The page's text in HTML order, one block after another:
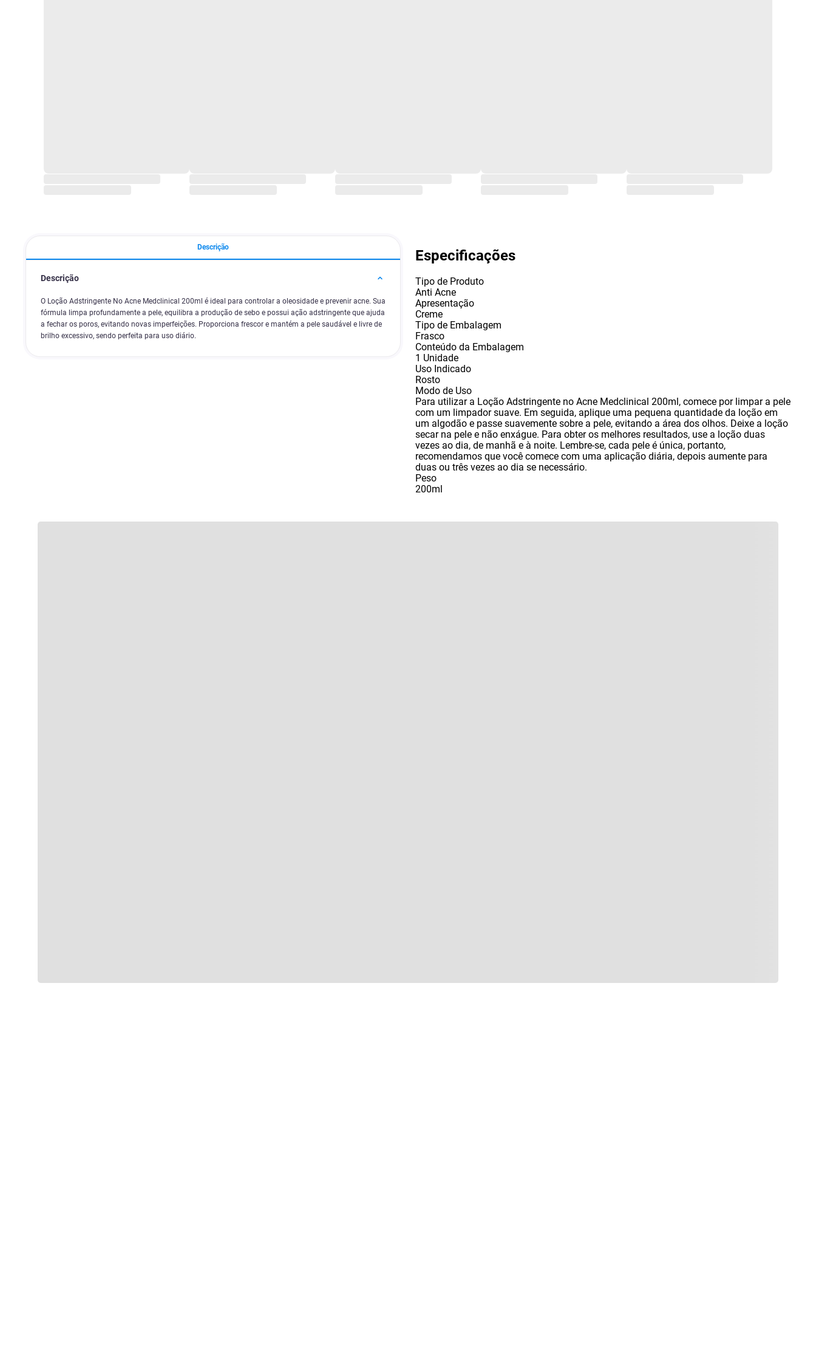
Descrição
Descrição
O Loção Adstringente No Acne Medclinical 200ml é ideal para controlar a oleosidade e prevenir acne. Sua
fórmula limpa profundamente a pele, equilibra a produção de sebo e possui ação adstringente que ajuda
a fechar os poros, evitando novas imperfeições. Proporciona frescor e mantém a pele saudável e livre de
brilho excessivo, sendo perfeita para uso diário.
Especificações
Tipo de Produto
Anti Acne
Apresentação
Creme
Tipo de Embalagem
Frasco
Conteúdo da Embalagem
1 Unidade
Uso Indicado
Rosto
Modo de Uso
Para utilizar a Loção Adstringente no Acne Medclinical 200ml, comece por limpar a pele
com um limpador suave. Em seguida, aplique uma pequena quantidade da loção em
um algodão e passe suavemente sobre a pele, evitando a área dos olhos. Deixe a loção
secar na pele e não enxágue. Para obter os melhores resultados, use a loção duas
vezes ao dia, de manhã e à noite. Lembre-se, cada pele é única, portanto,
recomendamos que você comece com uma aplicação diária, depois aumente para
duas ou três vezes ao dia se necessário.
Peso
200ml